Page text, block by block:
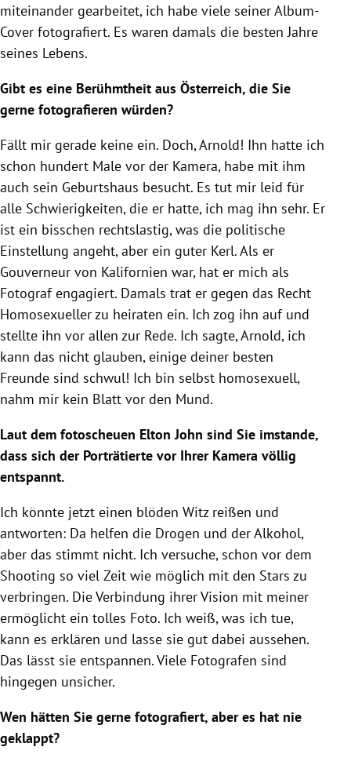
miteinander gearbeitet, ich habe viele seiner Album-
Cover fotografiert. Es waren damals die besten Jahre
seines Lebens.
Gibt es eine Berühmtheit aus Österreich, die Sie
gerne fotografieren würden?
Fällt mir gerade keine ein. Doch, Arnold! Ihn hatte ich
schon hundert Male vor der Kamera, habe mit ihm
auch sein Geburtshaus besucht. Es tut mir leid für
alle Schwierigkeiten, die er hatte, ich mag ihn sehr. Er
ist ein bisschen rechtslastig, was die politische
Einstellung angeht, aber ein guter Kerl. Als er
Gouverneur von Kalifornien war, hat er mich als
Fotograf engagiert. Damals trat er gegen das Recht
Homosexueller zu heiraten ein. Ich zog ihn auf und
stellte ihn vor allen zur Rede. Ich sagte, Arnold, ich
kann das nicht glauben, einige deiner besten
Freunde sind schwul! Ich bin selbst homosexuell,
nahm mir kein Blatt vor den Mund.
Laut dem fotoscheuen Elton John sind Sie imstande,
dass sich der Porträtierte vor Ihrer Kamera völlig
entspannt.
Ich könnte jetzt einen blöden Witz reißen und
antworten: Da helfen die Drogen und der Alkohol,
aber das stimmt nicht. Ich versuche, schon vor dem
Shooting so viel Zeit wie möglich mit den Stars zu
verbringen. Die Verbindung ihrer Vision mit meiner
ermöglicht ein tolles Foto. Ich weiß, was ich tue,
kann es erklären und lasse sie gut dabei aussehen.
Das lässt sie entspannen. Viele Fotografen sind
hingegen unsicher.
Wen hätten Sie gerne fotografiert, aber es hat nie
geklappt?